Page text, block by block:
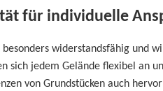
für individuelle
besonders widerstandsfähig und
sich jedem Gelände flexibel an
von Grundstücken auch